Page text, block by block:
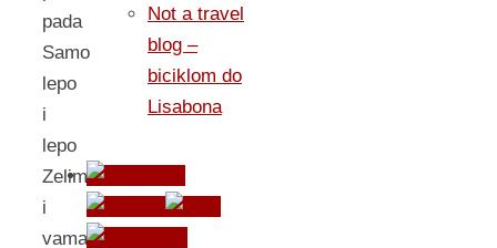
pada
Samo
lepo
i
lepo
Zelim
i
vama
Not a travel
blog –
biciklom do
Lisabona